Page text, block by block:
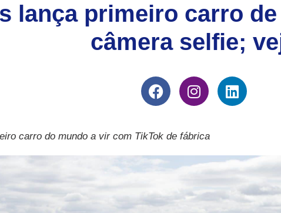
lança primeiro carro
câmera selfie;
carro do mundo a vir com TikTok de fábrica